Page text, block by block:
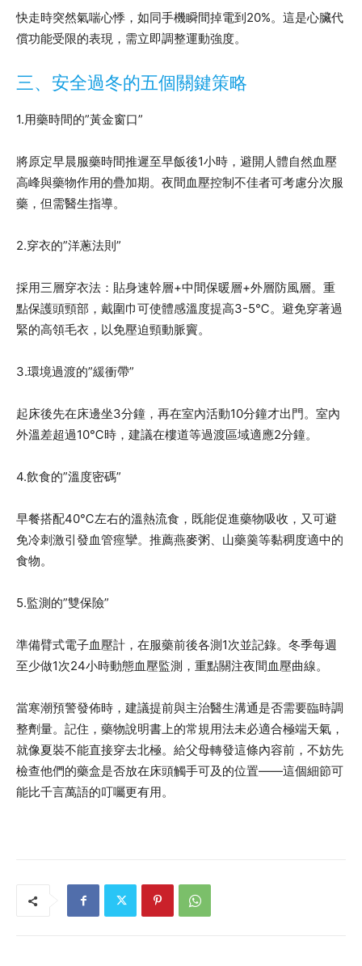
快走時突然氣喘心悸，如同手機瞬間掉電到20%。這是心臟代
償功能受限的表現，需立即調整運動強度。
三、安全過冬的五個關鍵策略
1.用藥時間的”黃金窗口”
將原定早晨服藥時間推遲至早飯後1小時，避開人體自然血壓
高峰與藥物作用的疊加期。夜間血壓控制不佳者可考慮分次服
藥，但需醫生指導。
2.穿衣的”洋蔥法則”
採用三層穿衣法：貼身速幹層+中間保暖層+外層防風層。重
點保護頭頸部，戴圍巾可使體感溫度提高3-5℃。避免穿著過
緊的高領毛衣，以免壓迫頸動脈竇。
3.環境過渡的”緩衝帶”
起床後先在床邊坐3分鐘，再在室內活動10分鐘才出門。室內
外溫差超過10℃時，建議在樓道等過渡區域適應2分鐘。
4.飲食的”溫度密碼”
早餐搭配40℃左右的溫熱流食，既能促進藥物吸收，又可避
免冷刺激引發血管痙攣。推薦燕麥粥、山藥羹等黏稠度適中的
食物。
5.監測的”雙保險”
準備臂式電子血壓計，在服藥前後各測1次並記錄。冬季每週
至少做1次24小時動態血壓監測，重點關注夜間血壓曲線。
當寒潮預警發佈時，建議提前與主治醫生溝通是否需要臨時調
整劑量。記住，藥物說明書上的常規用法未必適合極端天氣，
就像夏裝不能直接穿去北極。給父母轉發這條內容前，不妨先
檢查他們的藥盒是否放在床頭觸手可及的位置——這個細節可
能比千言萬語的叮囑更有用。